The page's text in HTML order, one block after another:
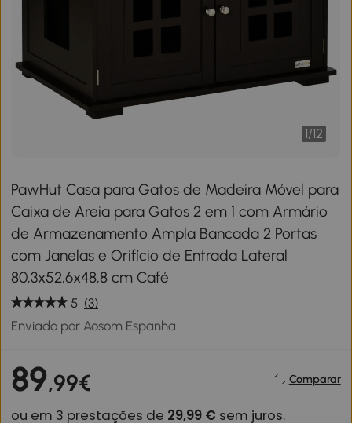
1/12
PawHut Casa para Gatos de Madeira Móvel para
Caixa de Areia para Gatos 2 em 1 com Armário
de Armazenamento Ampla Bancada 2 Portas
com Janelas e Orifício de Entrada Lateral
80,3x52,6x48,8 cm Café
5 (3)
Enviado por Aosom Espanha
89,99€ Comparar